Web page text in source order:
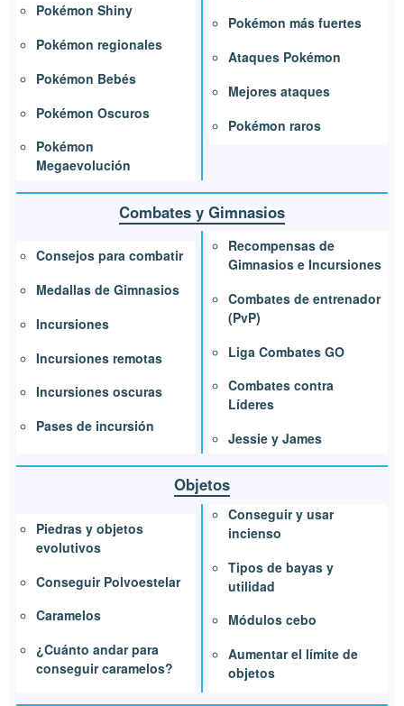
Pokémon Shiny
Pokémon regionales
Pokémon Bebés
Pokémon Oscuros
Pokémon
Megaevolución
Pokémon más fuertes
Ataques Pokémon
Mejores ataques
Pokémon raros
Combates y Gimnasios
Consejos para combatir
Medallas de Gimnasios
Incursiones
Incursiones remotas
Incursiones oscuras
Pases de incursión
Recompensas de
Gimnasios e Incursiones
Combates de entrenador
(PvP)
Liga Combates GO
Combates contra
Líderes
Jessie y James
Objetos
Piedras y objetos
evolutivos
Conseguir Polvoestelar
Caramelos
¿Cuánto andar para
conseguir caramelos?
Conseguir y usar
incienso
Tipos de bayas y
utilidad
Módulos cebo
Aumentar el límite de
objetos